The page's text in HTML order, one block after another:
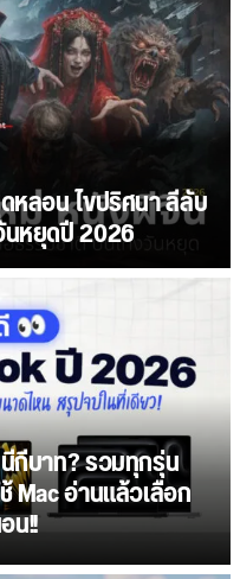
หลอน ไขปริศนา ลี้ลับ
นหยุดปี 2026
กี่บาท? รวมทุกรุ่น
Mac อ่านแล้วเลือก
น!!